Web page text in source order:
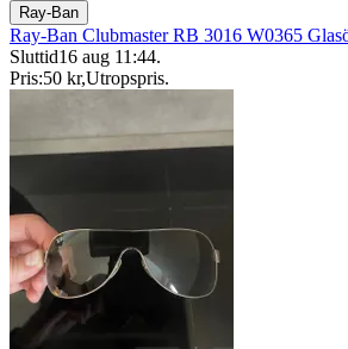
Ray-Ban
Ray-Ban Clubmaster RB 3016 W0365
Sluttid16 aug 11:44.
Pris:50 kr,Utropspris.